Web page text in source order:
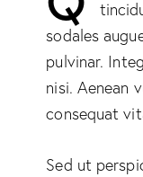
sodales
pulvinar.
nisi. Aenean
consequat
Sed ut